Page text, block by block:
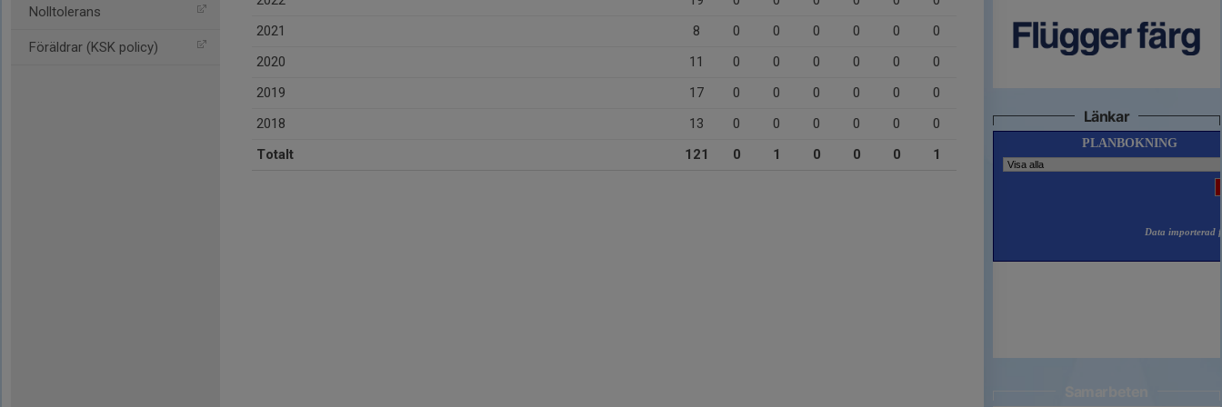
Nolltolerans
Föräldrar (KSK policy)
2021
8 0 0 0 0 0
0
2020
11 0 0 0 0 0
0
2019
17 0 0 0 0 0
0
2018
13 0 0 0 0 0
0
Totalt
121 0 1 0 0 0 1
Länkar